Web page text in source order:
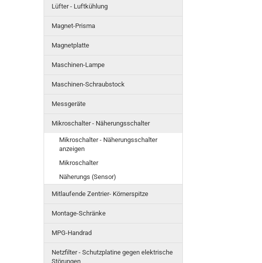
Lüfter - Luftkühlung
Magnet-Prisma
Magnetplatte
Maschinen-Lampe
Maschinen-Schraubstock
Messgeräte
Mikroschalter - Näherungsschalter
Mikroschalter - Näherungsschalter
anzeigen
Mikroschalter
Näherungs (Sensor)
Mitlaufende Zentrier- Körnerspitze
Montage-Schränke
MPG-Handrad
Netzfilter - Schutzplatine gegen elektrische
Störungen